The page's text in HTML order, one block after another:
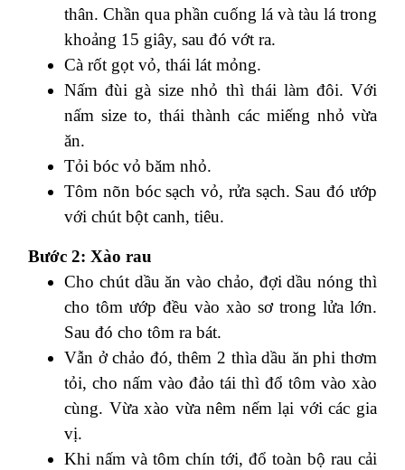
thân. Chần qua phần cuống lá và tàu lá trong
khoảng 15 giây, sau đó vớt ra.
Cà rốt gọt vỏ, thái lát mỏng.
Nấm đùi gà size nhỏ thì thái làm đôi. Với
nấm size to, thái thành các miếng nhỏ vừa
ăn.
Tỏi bóc vỏ băm nhỏ.
Tôm nõn bóc sạch vỏ, rửa sạch. Sau đó ướp
với chút bột canh, tiêu.
Bước 2: Xào rau
Cho chút dầu ăn vào chảo, đợi dầu nóng thì
cho tôm ướp đều vào xào sơ trong lửa lớn.
Sau đó cho tôm ra bát.
Vẫn ở chảo đó, thêm 2 thìa dầu ăn phi thơm
tỏi, cho nấm vào đảo tái thì đổ tôm vào xào
cùng. Vừa xào vừa nêm nếm lại với các gia
vị.
Khi nấm và tôm chín tới, đổ toàn bộ rau cải